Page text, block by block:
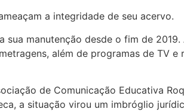
a integridade de seu acervo.
sua manutenção desde o fim de 2019.
além de programas de TV e
de Comunicação Educativa
a situação virou um imbróglio